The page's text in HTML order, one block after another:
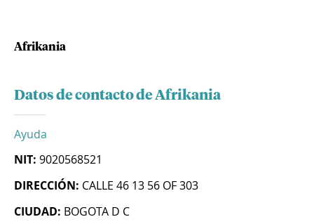
Afrikania
Datos de contacto de Afrikania
Ayuda
NIT: 9020568521
DIRECCIÓN: CALLE 46 13 56 OF 303
CIUDAD: BOGOTA D C